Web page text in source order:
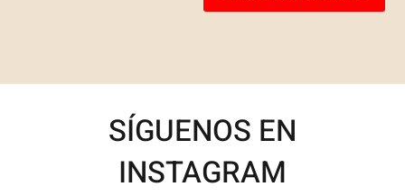
SÍGUENOS EN
INSTAGRAM